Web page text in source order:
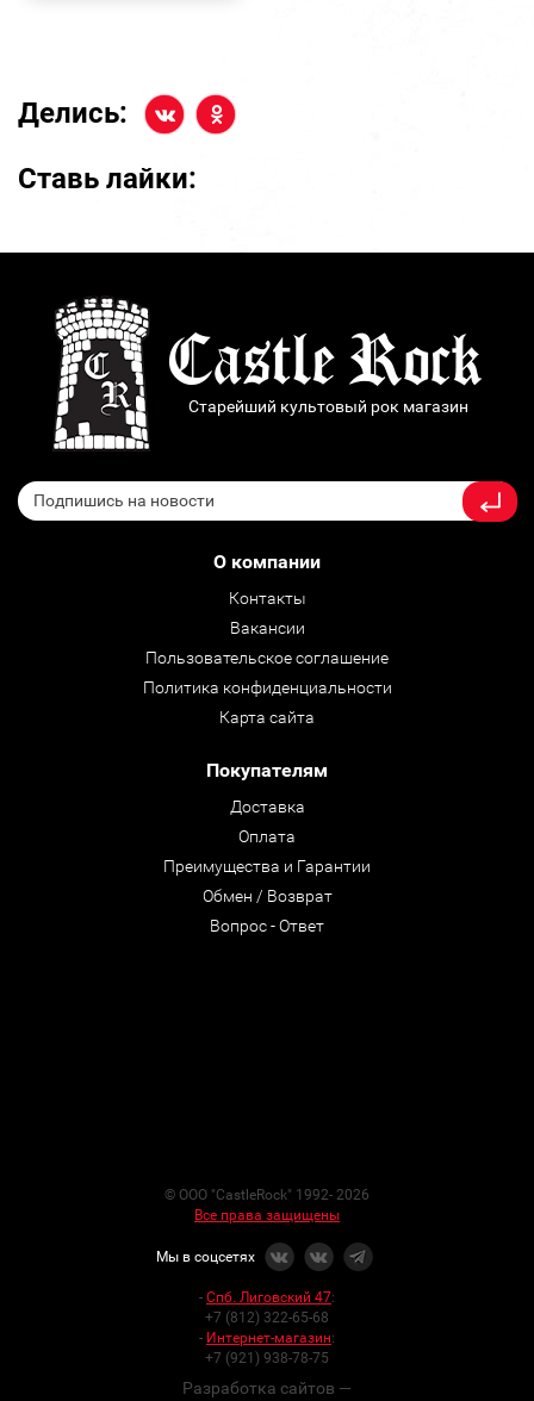
Делись:
Ставь лайки:
Старейший культовый рок магазин
О компании
Контакты
Вакансии
Пользовательское соглашение
Политика конфиденциальности
Карта сайта
Покупателям
Доставка
Оплата
Преимущества и Гарантии
Обмен / Возврат
Вопрос - Ответ
© ООО "CastleRock" 1992- 2026
Все права защищены
Мы в соцсетях
- Спб. Лиговский 47:
+7 (812) 322-65-68
- Интернет-магазин:
+7 (921) 938-78-75
Разработка сайтов —